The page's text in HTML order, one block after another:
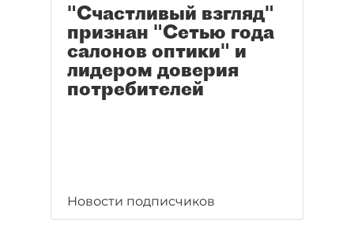
"Счастливый взгляд"
признан "Сетью года
салонов оптики" и
лидером доверия
потребителей
Новости подписчиков